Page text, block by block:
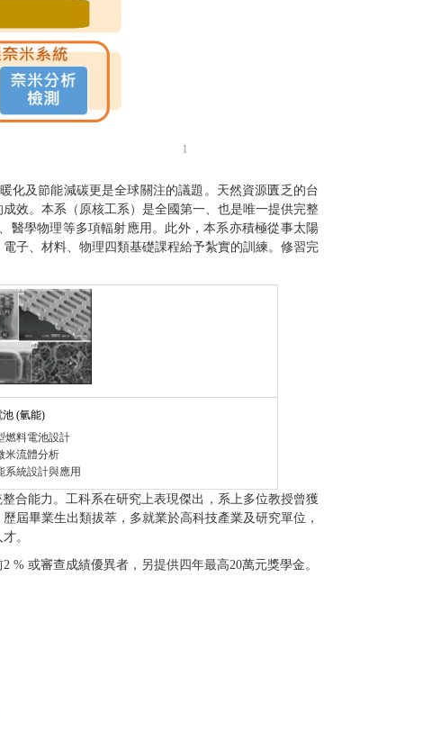
及節能減碳更是全球關注的議題。天然資源匱乏的台
效。本系（原核工系）是全國第一、也是唯一提供完整
醫學物理等多項輻射應用。此外，本系亦積極從事太陽
子、材料、物理四類基礎課程給予紮實的訓練。修習完
池 (氫能)
燃料電池設計
米流體分析
系統設計與應用
合能力。工科系在研究上表現傑出，系上多位教授曾獲
屆畢業生出類拔萃，多就業於高科技產業及研究單位，
。
或審查成績優異者，另提供四年最高20萬元獎學金。